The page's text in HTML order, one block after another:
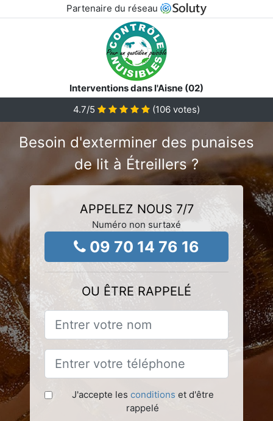
Partenaire du réseau
Interventions dans l'Aisne (02)
4.7/5 (106 votes)
Besoin d'exterminer des punaises
de lit à Étreillers ?
APPELEZ NOUS 7/7
Numéro non surtaxé
09 70 14 76 16
OU ÊTRE RAPPELÉ
J'accepte les conditions et d'être
rappelé